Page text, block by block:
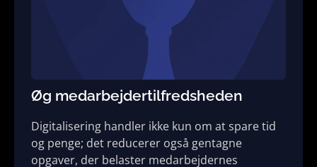
Øg medarbejder­tilfredsheden
Digitalisering handler ikke kun om at spare tid
og penge; det reducerer også gentagne
opgaver, der belaster medarbejdernes